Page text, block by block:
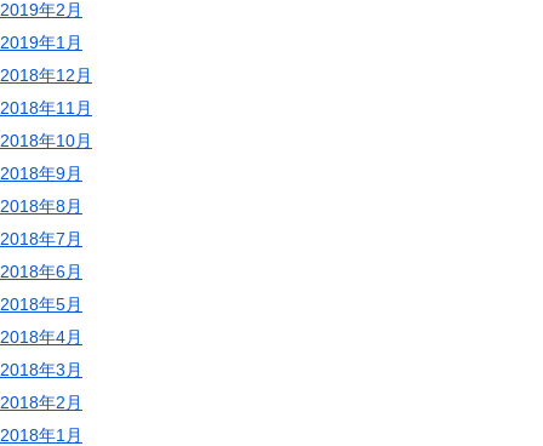
2019年2月
2019年1月
2018年12月
2018年11月
2018年10月
2018年9月
2018年8月
2018年7月
2018年6月
2018年5月
2018年4月
2018年3月
2018年2月
2018年1月